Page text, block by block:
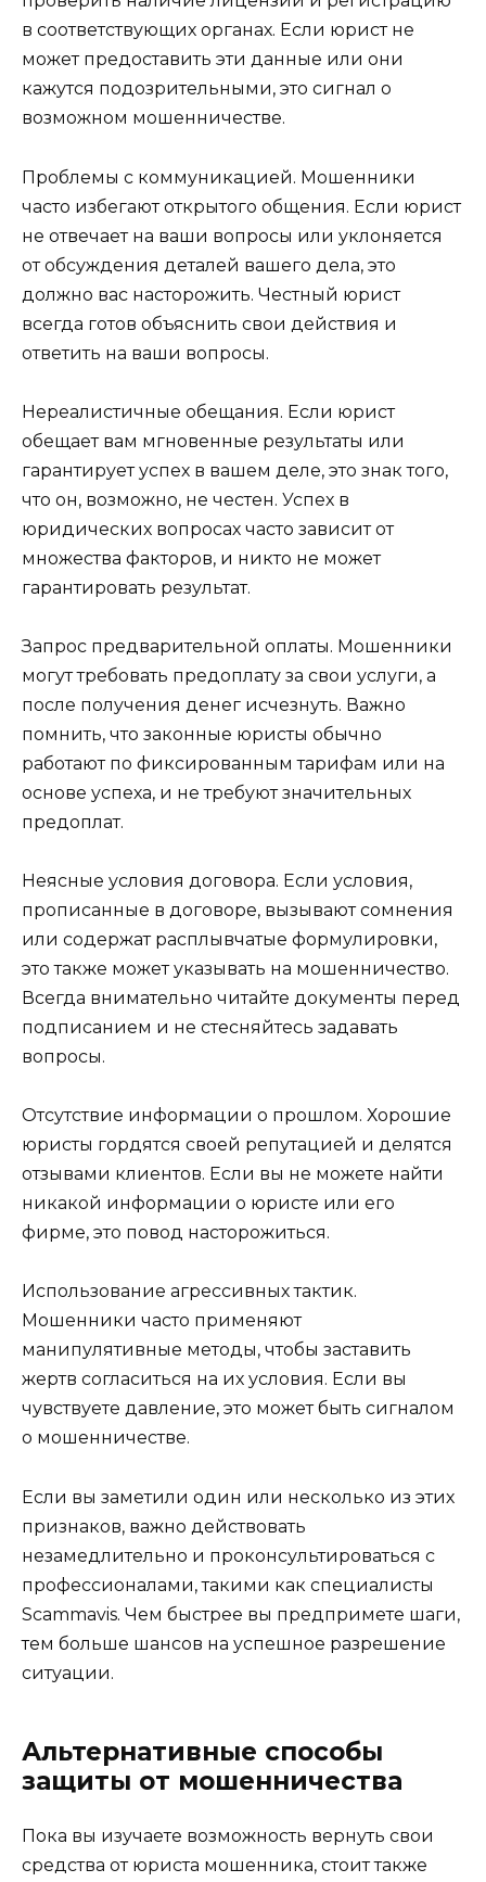
в соответствующих органах. Если юрист не
может предоставить эти данные или они
кажутся подозрительными, это сигнал о
возможном мошенничестве.
Проблемы с коммуникацией. Мошенники
часто избегают открытого общения. Если юрист
не отвечает на ваши вопросы или уклоняется
от обсуждения деталей вашего дела, это
должно вас насторожить. Честный юрист
всегда готов объяснить свои действия и
ответить на ваши вопросы.
Нереалистичные обещания. Если юрист
обещает вам мгновенные результаты или
гарантирует успех в вашем деле, это знак того,
что он, возможно, не честен. Успех в
юридических вопросах часто зависит от
множества факторов, и никто не может
гарантировать результат.
Запрос предварительной оплаты. Мошенники
могут требовать предоплату за свои услуги, а
после получения денег исчезнуть. Важно
помнить, что законные юристы обычно
работают по фиксированным тарифам или на
основе успеха, и не требуют значительных
предоплат.
Неясные условия договора. Если условия,
прописанные в договоре, вызывают сомнения
или содержат расплывчатые формулировки,
это также может указывать на мошенничество.
Всегда внимательно читайте документы перед
подписанием и не стесняйтесь задавать
вопросы.
Отсутствие информации о прошлом. Хорошие
юристы гордятся своей репутацией и делятся
отзывами клиентов. Если вы не можете найти
никакой информации о юристе или его
фирме, это повод насторожиться.
Использование агрессивных тактик.
Мошенники часто применяют
манипулятивные методы, чтобы заставить
жертв согласиться на их условия. Если вы
чувствуете давление, это может быть сигналом
о мошенничестве.
Если вы заметили один или несколько из этих
признаков, важно действовать
незамедлительно и проконсультироваться с
профессионалами, такими как специалисты
Scammavis. Чем быстрее вы предпримете шаги,
тем больше шансов на успешное разрешение
ситуации.
Альтернативные способы
защиты от мошенничества
Пока вы изучаете возможность вернуть свои
средства от юриста мошенника, стоит также